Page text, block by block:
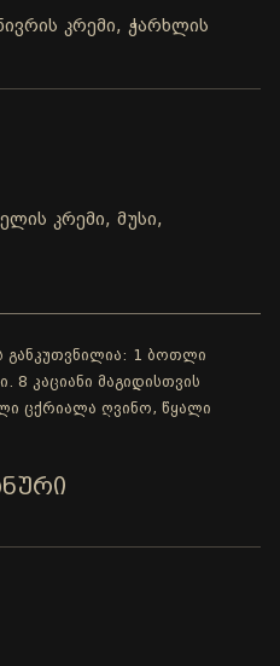
კრემი, ჭარხლის
კრემი, მუსი,
განკუთვნილია: 1 ბოთლი
8 კაციანი მაგიდისთვის
ცქრიალა ღვინო, წყალი